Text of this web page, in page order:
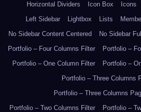
Horizontal Dividers
Icon Box Icons
Left Sidebar
Lightbox Lists
No Sidebar Content Centered
No Sidebar
Portfolio – Four Columns Filter
Portfolio –
Portfolio – One Column Filter
Portfolio –
Portfolio – Three Columns
Portfolio – Three Columns
Portfolio – Two Columns Filter
Portfolio –